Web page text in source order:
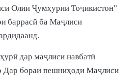
Олии Ҷумҳурии Тоҷикистон”
баррасӣ ба Маҷлиси
дар маҷлиси навбатӣ
Дар бораи пешниҳоди Маҷлиси